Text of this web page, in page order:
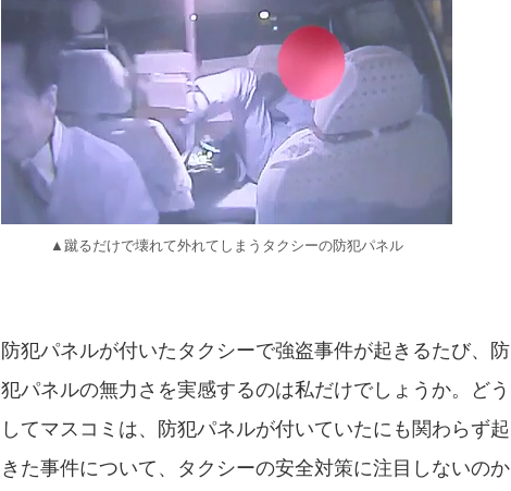
▲蹴るだけで壊れて外れてしまうタクシーの防犯パネル
防犯パネルが付いたタクシーで強盗事件が起きるたび、防
犯パネルの無力さを実感するのは私だけでしょうか。どう
してマスコミは、防犯パネルが付いていたにも関わらず起
きた事件について、タクシーの安全対策に注目しないのか